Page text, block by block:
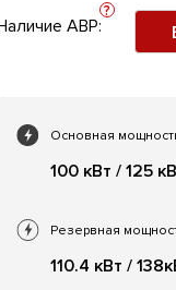
АВР:
?
Основная
100 кВт / 125
Резервная
110.4 кВт /